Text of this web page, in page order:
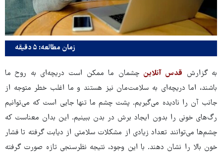
زمان مطالعه: ۵ دقیقه
به گزارش قدس آنلاین چشمان ما ممکن است دریچه‌ای به روح ما
باشند، اما دریچه‌ای به سلامت‌مان نیز هستند و ما اغلب خطر متوجه از
جانب آن را نادیده می‌گیریم. پشت چشم ما تنها جایی است که می‌توانیم
رگ‌های خونی را بدون ایجاد برش در بدن ببینیم. این بدان معناست که
چشم‌ها می‌توانند تعداد زیادی از مشکلات سلامتی از دیابت گرفته تا فشار
خون بالا را نشان دهند. با این وجود، نتیجه نظرسنجی تازه صورت گرفته